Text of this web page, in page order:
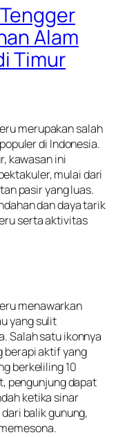
Alam
Timur
merupakan salah
di Indonesia.
kawasan ini
mulai dari
pasir yang luas.
dan daya tarik
serta aktivitas
menawarkan
yang sulit
Salah satu ikonnya
berapi aktif yang
berkeliling 10
pengunjung dapat
ketika sinar
balik gunung,